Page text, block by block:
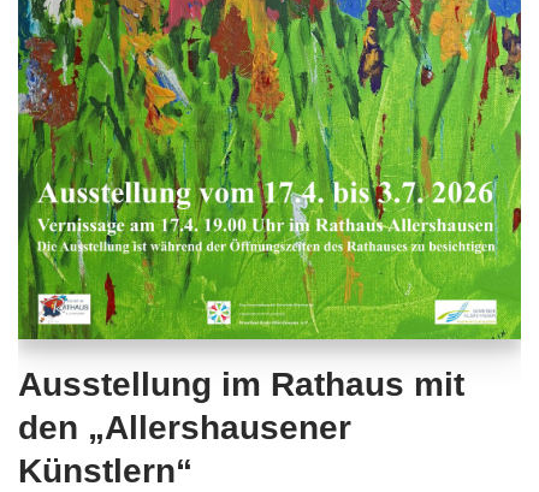
Ausstellung im Rathaus mit
den „Allershausener
Künstlern“